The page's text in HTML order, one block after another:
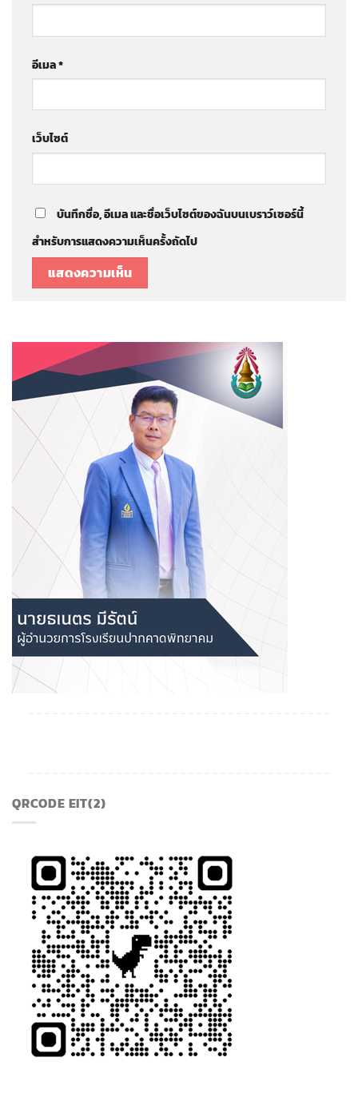
อีเมล*
เว็บไซต์
บันทึกชื่อ, อีเมล และชื่อเว็บไซต์ของฉันบนเบราว์เซอร์นี้
สำหรับการแสดงความเห็นครั้งถัดไป
QRCODE EIT(2)